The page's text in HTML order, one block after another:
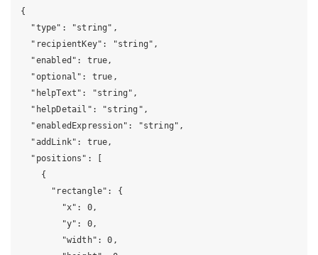
{
  "type": "string",
  "recipientKey": "string",
  "enabled": true,
  "optional": true,
  "helpText": "string",
  "helpDetail": "string",
  "enabledExpression": "string",
  "addLink": true,
  "positions": [
    {
      "rectangle": {
        "x": 0,
        "y": 0,
        "width": 0,